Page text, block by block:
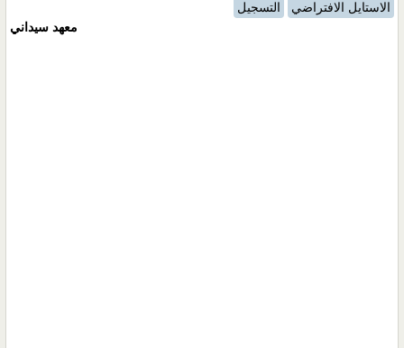
الاستايل الافتراضي
التسجيل
معهد سيداني